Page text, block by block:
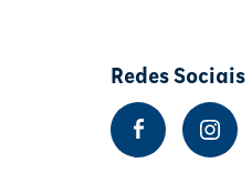
Redes Sociais